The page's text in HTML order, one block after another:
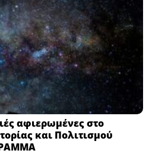
αφιερωμένες στο
και Πολιτισμού